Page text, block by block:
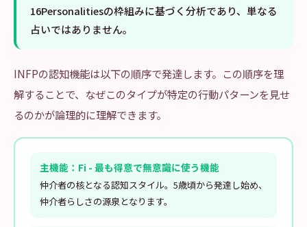
16Personalitiesの枠組みに基づく分析であり、単なる
占いではありません。
INFPの認知機能は以下の順序で発達します。この順序を理
解することで、なぜこのタイプが特定の行動パターンを見せ
るのかが論理的に理解できます。
主機能：Fi - 最も得意で無意識に使う機能
仲介者の核となる認知スタイル。5歳頃から発達し始め、
仲介者らしさの源泉となります。